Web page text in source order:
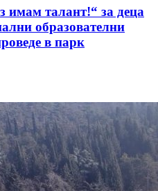
имам талант!“ за деца
образователни
в парк